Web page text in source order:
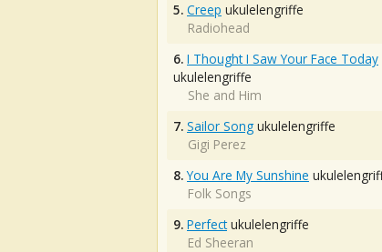
5. Creep ukulelengriffe
Radiohead
6. I Thought I Saw Your Face Today
ukulelengriffe
She and Him
7. Sailor Song ukulelengriffe
Gigi Perez
8. You Are My Sunshine
Folk Songs
9. Perfectukulelengriffe
Ed Sheeran